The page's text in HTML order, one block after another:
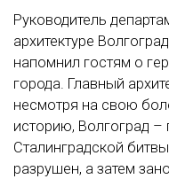
Руководитель
архитектуре
напомнил гостям о
города. Главный
несмотря на свою
историю, Волгоград
Сталинградской
разрушен, а затем